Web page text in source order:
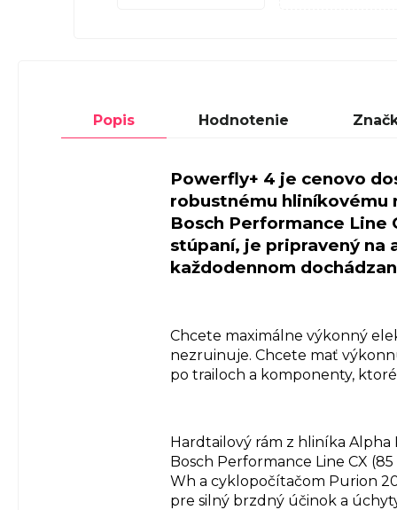
Popis Hodnotenie
Powerfly+ 4 je cenovo
robustnému hliníkovému
Bosch Performance
stúpaní, je pripravený na
každodennom
Chcete maximálne výkonný
nezruinuje. Chcete mať
po trailoch a komponenty,
Hardtailový rám z hliníka
Bosch Performance Line CX
Wh a cyklopočítačom Purion
pre silný brzdný účinok a